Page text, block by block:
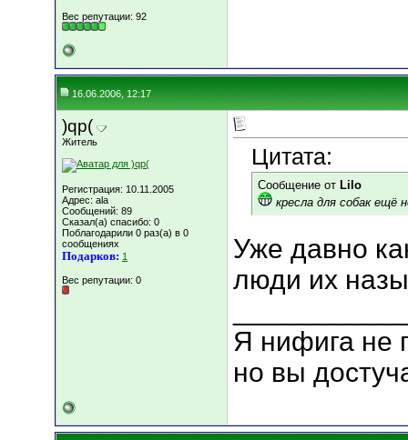
Вес репутации: 92
16.06.2006, 12:17
)qp(
Житель
Регистрация: 10.11.2005
Адрес: ala
Сообщений: 89
Сказал(а) спасибо: 0
Поблагодарили 0 раз(а) в 0
сообщениях
Подарков: 1
Вес репутации: 0
Цитата:
Сообщение от Lilo
кресла для собак ещё
Уже давно
люди их
Я нифига не
но вы